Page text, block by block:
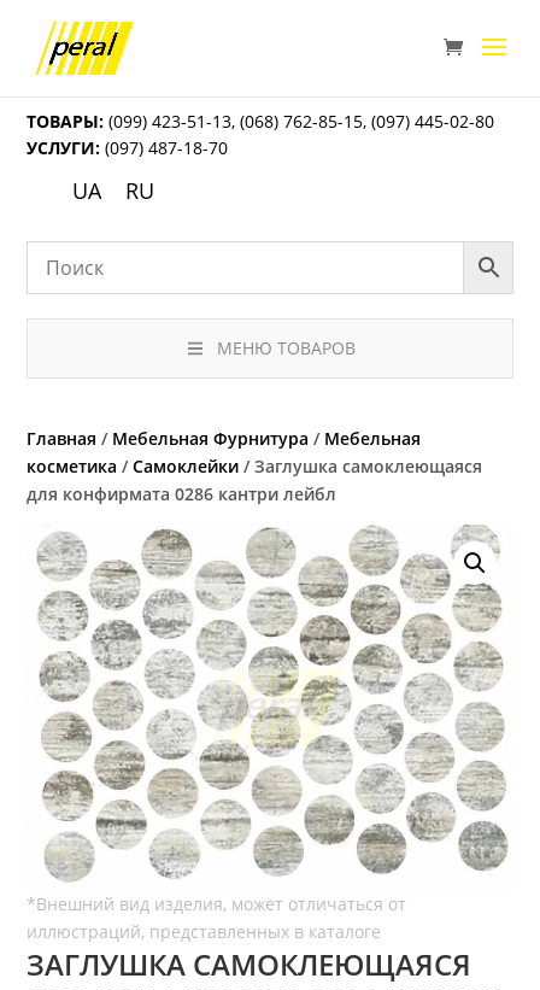
ТОВАРЫ: (099) 423-51-13,(068) 762-85-15,(097) 445-02-80
УСЛУГИ: (097) 487-18-70
UA RU
МЕНЮ ТОВАРОВ
Главная / Мебельная Фурнитура / Мебельная
косметика /Самоклейки / Заглушка самоклеющаяся
для конфирмата 0286 кантри лейбл
ЗАГЛУШКА САМОКЛЕЮЩАЯСЯ